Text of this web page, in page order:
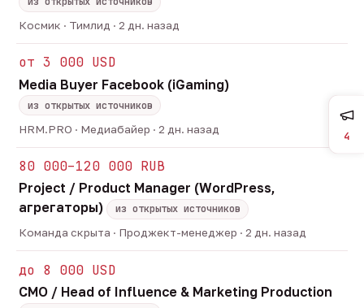
Космик · Тимлид · 2 дн. назад
от 3 000 USD
Media Buyer Facebook (iGaming)
из открытых источников
HRM.PRO · Медиабайер · 2 дн. назад
80 000–120 000 RUB
Project / Product Manager (WordPress,
агрегаторы)
из открытых источников
Команда скрыта · Проджект-менеджер · 2 дн. назад
до 8 000 USD
CMO / Head of Influence & Marketing Production
4